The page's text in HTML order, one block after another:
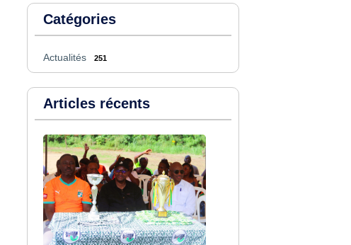
Catégories
Actualités 251
Articles récents